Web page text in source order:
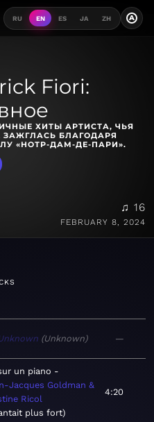
RU EN ES JA ZH A
Fiori:
ХИТЫ АРТИСТА, ЧЬЯ
ЗАЖГЛАСЬ БЛАГОДАРЯ
«НОТР-ДАМ-ДЕ-ПАРИ».
♫ 16
FEBRUARY 8, 2024
Unknown —
un piano
Jacques Goldman &
Ricol
plus fort
4:20